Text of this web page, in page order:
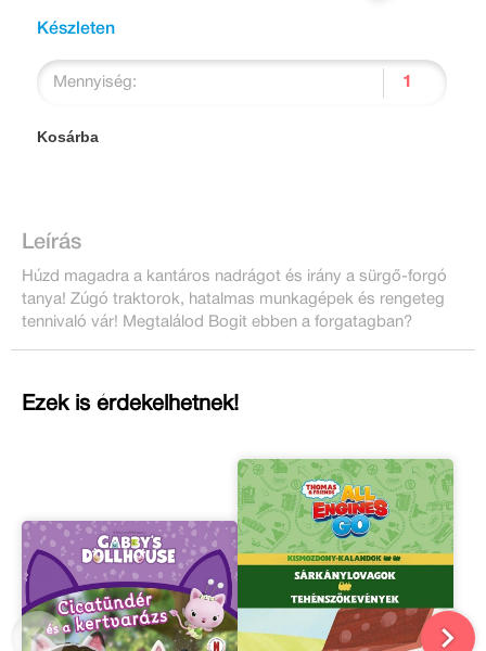
Készleten
Mennyiség:
Kosárba
Leírás
Húzd magadra a kantáros nadrágot és irány a sürgő-forgó
tanya! Zúgó traktorok, hatalmas munkagépek és rengeteg
tennivaló vár! Megtalálod Bogit ebben a forgatagban?
Ezek is érdekelhetnek!